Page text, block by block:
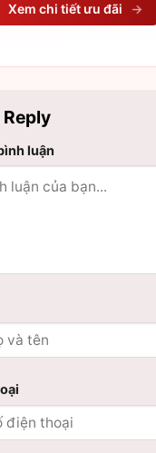
Xem chi tiết ưu đãi →
Reply
luận